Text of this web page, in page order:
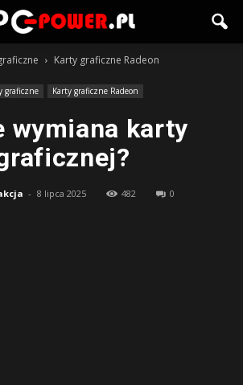
Karty graficzne Radeon
graficzne Karty graficzne Radeon
wymiana karty
- 8 lipca 2025 482 0